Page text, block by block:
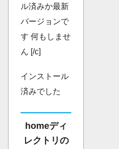
ル済みか最新
バージョンで
す 何もしませ
ん [/c]
インストール
済みでした
homeディ
レクトリの